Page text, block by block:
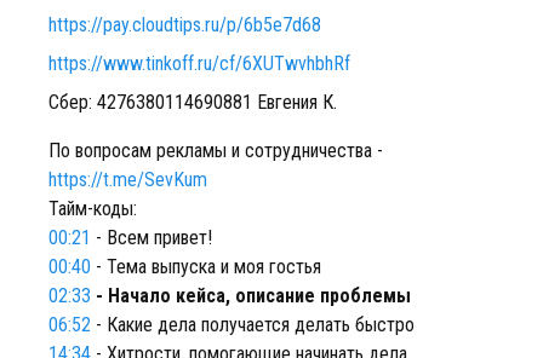
https://pay.cloudtips.ru/p/6b5e7d68
https://www.tinkoff.ru/cf/6XUTwvhbhRf
Сбер: 4276380114690881 Евгения К.
По вопросам рекламы и сотрудничества -
https://t.me/SevKum
Тайм-коды:
00:21 - Всем привет!
00:40 - Тема выпуска и моя гостья
02:33 - Начало кейса, описание проблемы
06:52 - Какие дела получается делать быстро